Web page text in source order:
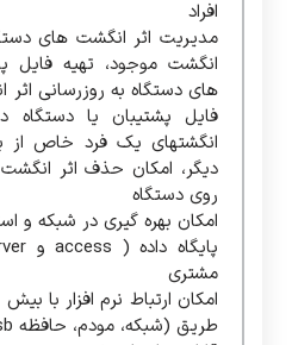
افراد
مدیریت اثر انگشت های
انگشت موجود، تهیه فایل
های دستگاه به روزرسانی اثر
فایل پشتیبان یا دستگاه
انگشتهای یک فرد خاص از
دیگر، امکان حذف اثر
روی دستگاه
امکان بهره گیری در شبکه و
مشتری
طریق (شبکه، مودم، حافظه usbو کابل اینترنت)